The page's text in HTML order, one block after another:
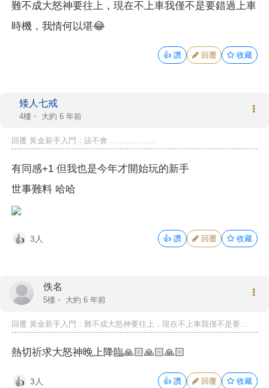
難不成大怒神要往上，現在不上車我僅不是要錯過上車
時機，我情何以堪😂
👍 讚 回覆 收藏
矮人七戒
4樓・ 大約 6 年前
回覆 黃金新手入門：該不會....................
有同感+1 但我也是今年才開始玩的新手
世事難料 哈哈
👍 3人 👍 讚 回覆 收藏
佚名
5樓・ 大約 6 年前
回覆 黃金新手入門：難不成大怒神要往上，現在不上車我僅不是要...
熱切祈求大怒神晚上降臨🙏🏻🙏🏻🙏🏻
👍 3人 👍 讚 回覆 收藏